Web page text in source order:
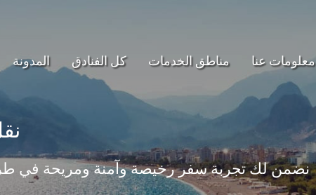
معلومات عنا مناطق الخدمات كل الفنادق المدونة
نضمن لك تجربة سفر رخيصة وآمنة ومريحة في